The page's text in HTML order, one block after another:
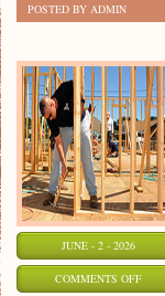
POSTED BY ADMIN
JUNE - 2 - 2026
COMMENTS OFFON